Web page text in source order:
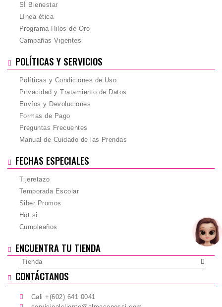
SÍ Bienestar
Línea ética
Programa Hilos de Oro
Campañas Vigentes
POLÍTICAS Y SERVICIOS
Políticas y Condiciones de Uso
Privacidad y Tratamiento de Datos
Envíos y Devoluciones
Formas de Pago
Preguntas Frecuentes
Manual de Cuidado de las Prendas
FECHAS ESPECIALES
Tijeretazo
Temporada Escolar
Siber Promos
Hot si
Cumpleaños
ENCUENTRA TU TIENDA
Tienda
CONTÁCTANOS
Cali +(602) 641 0041